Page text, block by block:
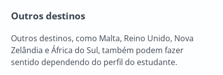
Outros destinos
Outros destinos, como Malta, Reino Unido, Nova
Zelândia e África do Sul, também podem fazer
sentido dependendo do perfil do estudante.